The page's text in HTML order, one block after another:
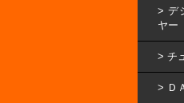
デ
ヤー
チ
Ｄ